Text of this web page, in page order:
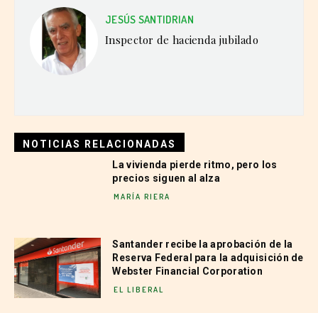
JESÚS SANTIDRIAN
Inspector de hacienda jubilado
NOTICIAS RELACIONADAS
La vivienda pierde ritmo, pero los
precios siguen al alza
MARÍA RIERA
Santander recibe la aprobación de la
Reserva Federal para la adquisición de
Webster Financial Corporation
EL LIBERAL